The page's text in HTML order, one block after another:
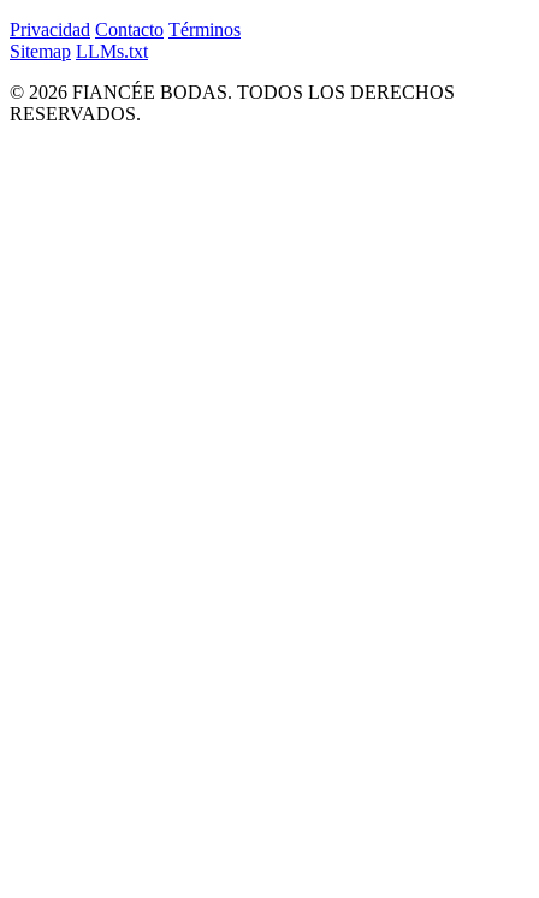
Privacidad Contacto Términos
Sitemap LLMs.txt
© 2026 FIANCÉE BODAS. TODOS LOS DERECHOS
RESERVADOS.